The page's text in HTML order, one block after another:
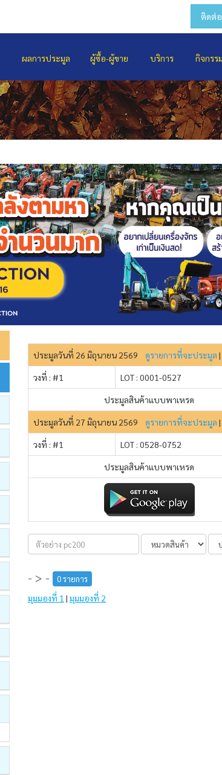
ติดต่อ
ผลการประมูล ผู้ซื้อ-ผู้ขาย บริการ กิจกรรม
ประมูลวันที่ 26 มิถุนายน 2569 ดูรายการที่จะประมูล |
วงที่ : #1 LOT : 0001-0527
ประมูลสินค้าแบบพาเหรด
ประมูลวันที่ 27 มิถุนายน 2569 ดูรายการที่จะประมูล |
วงที่ : #1 LOT : 0528-0752
ประมูลสินค้าแบบพาเหรด
- > - 0 รายการ
มุมมองที่ 1 | มุมมองที่ 2